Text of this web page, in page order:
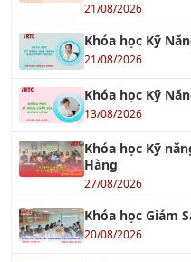
21/08/2026
Khóa học Kỹ
21/08/2026
Khóa học Kỹ
13/08/2026
Khóa học Kỹ
Hàng
27/08/2026
Khóa học Giám
20/08/2026